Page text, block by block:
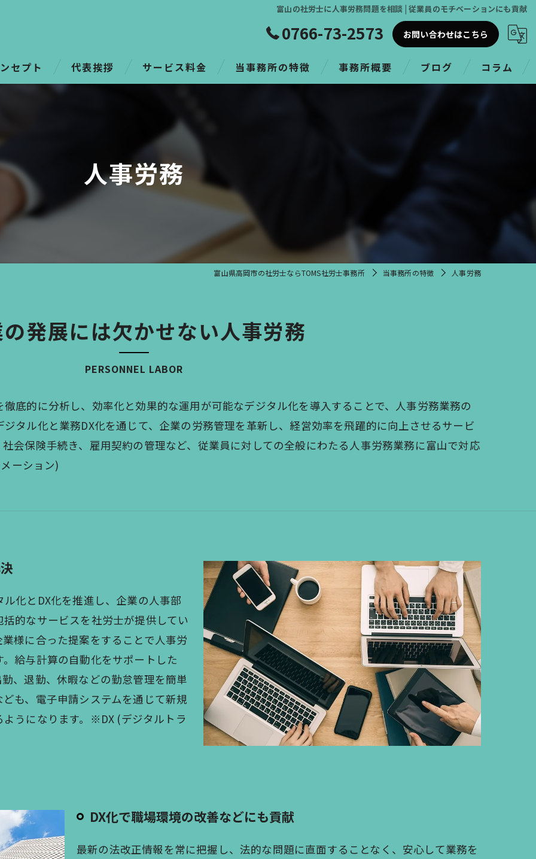
富山の社労士に人事労務問題を相談 | 従業員のモチベーションにも貢献
0766-73-2573 お問い合わせはこちら
セプト 代表挨拶 サービス料金 当事務所の特徴
人事労務
働き方改革
事務所概要 ブログ コラム
人事労務
富山県高岡市の社労士ならTOMS社労士事務所 当事務所の特徴 人事労務
発展には欠かせない人事労務
PERSONNEL LABOR
底的に分析し、効率化と効果的な運用が可能なデジタル化を導入することで、人事労務業務の
タル化と業務DX化を通じて、企業の労務管理を革新し、経営効率を飛躍的に向上させるサービ
会保険手続き、雇用契約の管理など、従業員に対しての全般にわたる人事労務業務に富山で対応
ーション)
化とDX化を推進し、企業の人事部
的なサービスを社労士が提供してい
様に合った提案をすることで人事労
給与計算の自動化をサポートした
、退勤、休暇などの勤怠管理を簡単
も、電子申請システムを通じて新規
うになります。※DX (デジタルトラ
DX化で職場環境の改善などにも貢献
最新の法改正情報を常に把握し、法的な問題に直面することなく、安心して業務を